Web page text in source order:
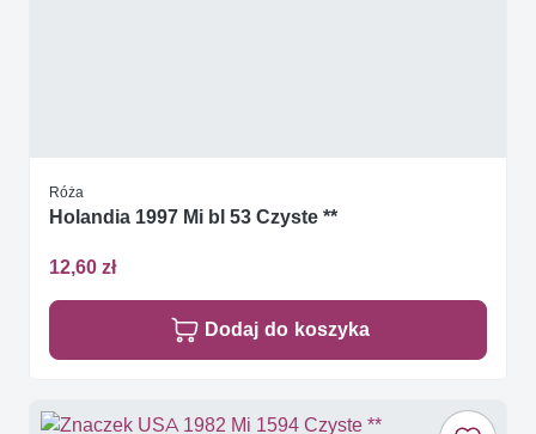
Róża
Holandia 1997 Mi bl 53 Czyste **
12,60 zł
Dodaj do koszyka